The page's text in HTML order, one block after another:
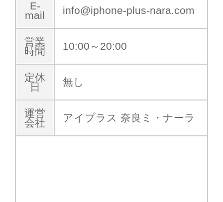
E-
mail
info@iphone-plus-nara.com
営業
時間
10:00～20:00
定休
日
無し
運営
会社
アイプラス 奈良ミ・ナーラ